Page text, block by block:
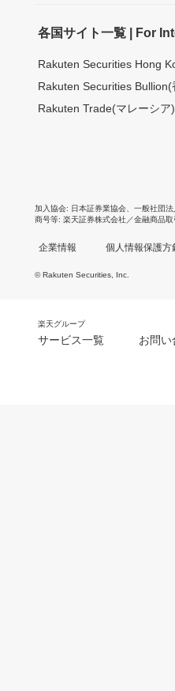
各国サイト一覧 | For
Rakuten Securities Hong
Rakuten Securities Bullion(
Rakuten Trade(マレーシア)
加入協会 日本証券業協会 一般社団
商号等 楽天証券株式会社／金融商品
企業情報 個人情報保護方
© Rakuten Securities, Inc.
楽天グループ
サービス一覧 お問い